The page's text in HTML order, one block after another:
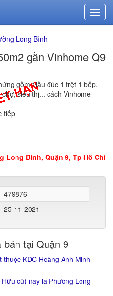
Long Bình
gần Vinhome Q9
gồm 1lầu đúc 1 trệt 1 bếp.
siêu thị... cách Vinhome
tiếp
Long Bình, Quận 9, Tp Hồ Chí
479876
25-11-2021
bán tại Quận 9
KDC Hoàng Anh Minh
cũ) nay là Phường Long